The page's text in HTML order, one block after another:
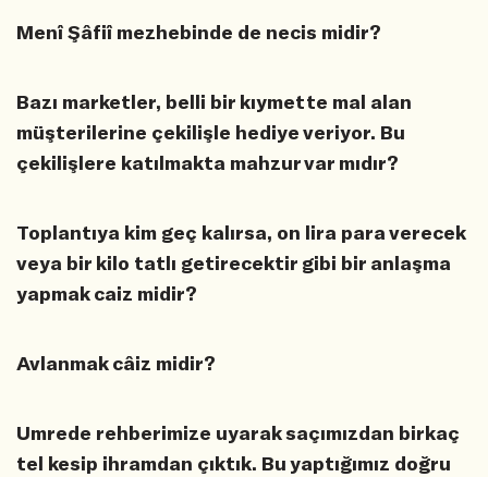
Menî Şâfiî mezhebinde de necis midir?
Bazı marketler, belli bir kıymette mal alan
müşterilerine çekilişle hediye veriyor. Bu
çekilişlere katılmakta mahzur var mıdır?
Toplantıya kim geç kalırsa, on lira para verecek
veya bir kilo tatlı getirecektir gibi bir anlaşma
yapmak caiz midir?
Avlanmak câiz midir?
Umrede rehberimize uyarak saçımızdan birkaç
tel kesip ihramdan çıktık. Bu yaptığımız doğru